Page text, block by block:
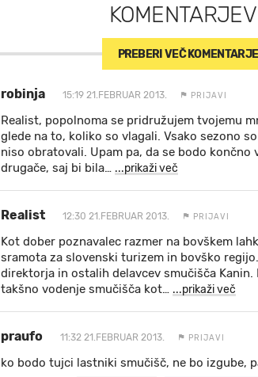
KOMENTARJEV
PREBERI VEČ
robinja 15:19 21.FEBRUAR 2013. PRIJAVI
Realist, popolnoma se pridružujem tvojemu
glede na to, koliko so vlagali. Vsako sezono
niso obratovali. Upam pa, da se bodo
drugače, saj bi bila… ...prikaži več
Realist 12:30 21.FEBRUAR 2013. PRIJAVI
Kot dober poznavalec razmer na bovškem
sramota za slovenski turizem in bovško
direktorja in ostalih delavcev smučišča
takšno vodenje smučišča kot… ...prikaži več
praufo 11:32 21.FEBRUAR 2013. PRIJAVI
ko bodo tujci lastniki smučišč, ne bo izgube,